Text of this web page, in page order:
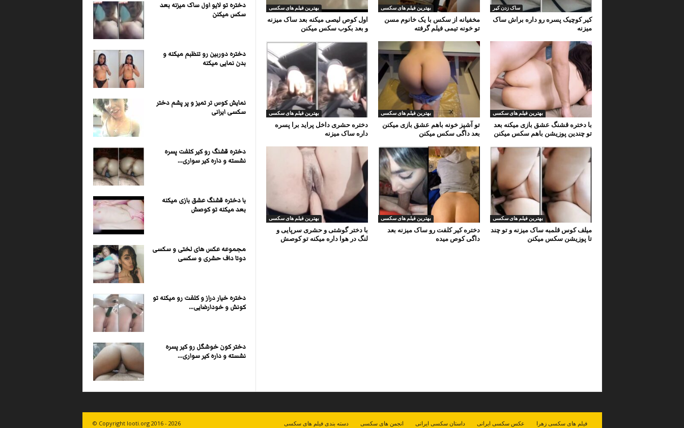
بهترین فیلم های سکسی
اول کوص لیصی میکنه بعد ساک میزنه
و بعد بکوب سکس میکنن
بهترین فیلم های سکسی
مخفیانه از سکس با یک خانوم مسن
تو خونه تیمی فیلم گرفته
ساک زدن کیر
کیر کوچیک پسره رو داره براش ساک
میزنه
بهترین فیلم های سکسی
دختره حشری داخل پراید برا پسره
داره ساک میزنه
بهترین فیلم های سکسی
تو آشپز خونه باهم عشق بازی میکنن
بعد داگی سکس میکنن
بهترین فیلم های سکسی
با دختره قشنگ عشق بازی میکنه بعد
تو چندین پوزیشن باهم سکس میکنن
بهترین فیلم های سکسی
با دختر گوشتی و حشری سرپایی و
لنگ در هوا داره میکنه تو کوصش
بهترین فیلم های سکسی
دختره کیر کلفت رو ساک میزنه بعد
داگی کوص میده
بهترین فیلم های سکسی
میلف کوس قلمبه ساک میزنه و تو چند
تا پوزیشن سکس میکنن
دختره تو لایو اول ساک میزنه بعد
سکس میکنن
دختره دوربین رو تنظبم میکنه و
بدن نمایی میکنه
نمایش کوس تر تمیز و پر پشم دختر
سکسی ایرانی
دختره قشنگ رو کیر کلفت پسره
نشسته و داره کیر سواری...
با دختره قشنگ عشق بازی میکنه
بعد میکنه تو کوصش
مجموعه عکس های لختی و سکسی
دوتا داف حشری و سکسی
دختره خیار دراز و کلفت رو میکنه تو
کونش و خودارضایی...
دختر کون خوشگل رو کیر پسره
نشسته و داره کیر سواری...
دسته بندی فیلم های سکسی انجمن های سکسی داستان سکسی ایرانی عکس سکسی ایرانی فیلم های سکسی زهرا © Copyright looti.org 2016 - 2026